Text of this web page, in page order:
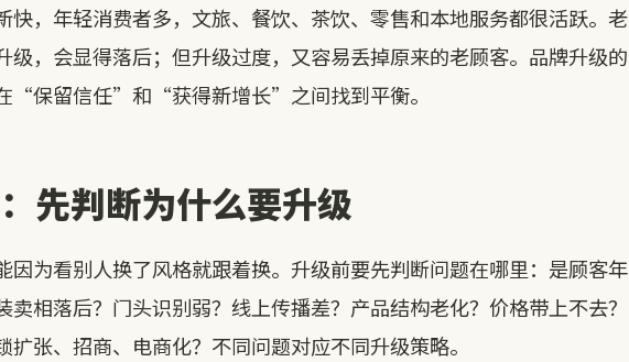
快，年轻消费者多，文旅、餐饮、茶饮、零售和本地服务都很活跃。老
级，会显得落后；但升级过度，又容易丢掉原来的老顾客。品牌升级的
“保留信任”和“获得新增长”之间找到平衡。
先判断为什么要升级
因为看别人换了风格就跟着换。升级前要先判断问题在哪里：是顾客年
卖相落后？门头识别弱？线上传播差？产品结构老化？价格带上不去？
扩张、招商、电商化？不同问题对应不同升级策略。